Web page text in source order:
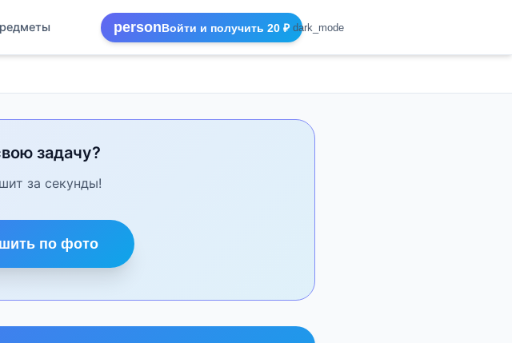
personВойти и получить 20 ₽ dark_mode
задачу?
за секунды!
по фото